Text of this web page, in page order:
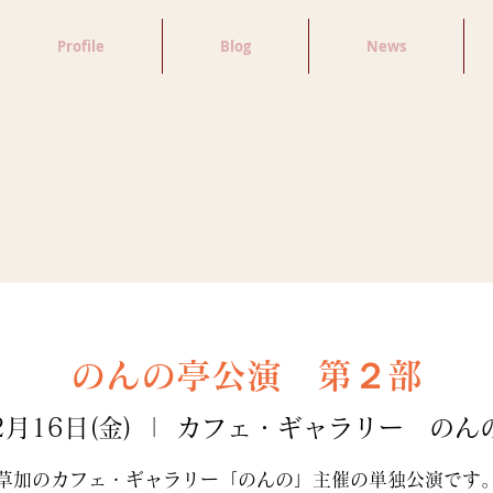
Profile Blog News
のんの亭公演 第２部
16日(金) カフェ・ギャラリー のん
加のカフェ・ギャラリー「のんの」主催の単独公演です。